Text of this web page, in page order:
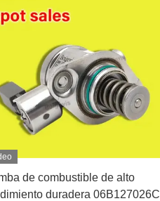
de combustible de alto
duradera 06B127026C